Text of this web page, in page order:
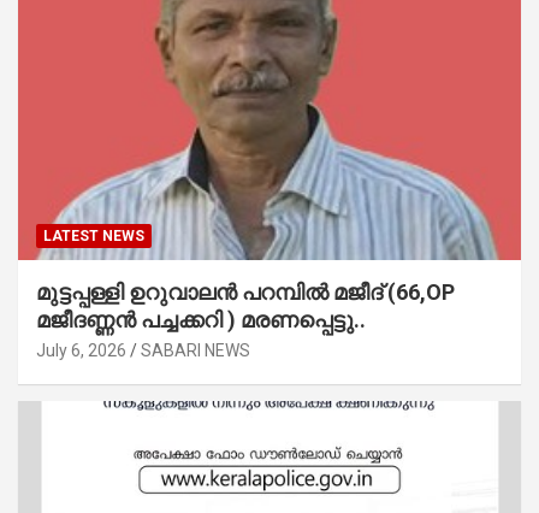
LATEST NEWS
മുട്ടപ്പള്ളി ഉറുവാലൻ പറമ്പിൽ മജീദ് (66,OP
മജീദണ്ണൻ പച്ചക്കറി ) മരണപ്പെട്ടു..
July 6, 2026 SABARI NEWS